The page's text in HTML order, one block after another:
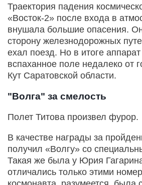
Траектория падения
«Восток-2» после входа в
внушала большие опасения.
сторону железнодорожных
ехал поезд. Но в итоге
вспаханное поле недалеко от
Кут Саратовской области.
"Волга" за смелость
Полет Титова произвел фурор.
В качестве награды за
получил «Волгу» со
Такая же была у Юрия
отличались только этими